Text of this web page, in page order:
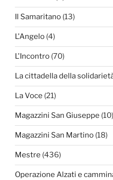
Il Samaritano (13)
L'Angelo (4)
L'Incontro (70)
La cittadella della
La Voce (21)
Magazzini San Giuseppe (10)
Magazzini San Martino (18)
Mestre (436)
Operazione Alzati e